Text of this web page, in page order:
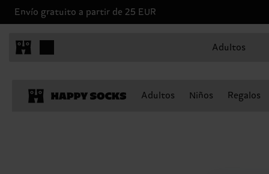
Envío gratuito a partir de 25 EUR
Adultos
Adultos Niños Regalos